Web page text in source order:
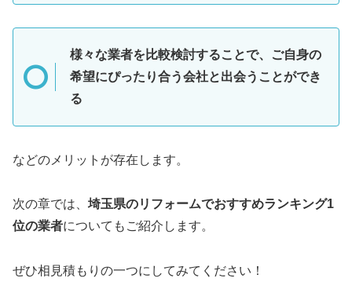
様々な業者を比較検討することで、ご自身の
希望にぴったり合う会社と出会うことができ
る
などのメリットが存在します。
次の章では、 埼玉県のリフォームでおすすめランキング1
位の業者についてもご紹介します。
ぜひ相見積もりの一つにしてみてください！